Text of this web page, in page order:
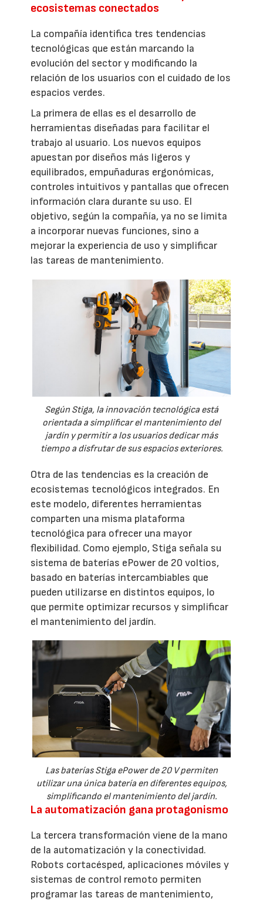
ecosistemas conectados
La compañía identifica tres tendencias
tecnológicas que están marcando la
evolución del sector y modificando la
relación de los usuarios con el cuidado de los
espacios verdes.
La primera de ellas es el desarrollo de
herramientas diseñadas para facilitar el
trabajo al usuario. Los nuevos equipos
apuestan por diseños más ligeros y
equilibrados, empuñaduras ergonómicas,
controles intuitivos y pantallas que ofrecen
información clara durante su uso. El
objetivo, según la compañía, ya no se limita
a incorporar nuevas funciones, sino a
mejorar la experiencia de uso y simplificar
las tareas de mantenimiento.
Según Stiga, la innovación tecnológica está
orientada a simplificar el mantenimiento del
jardín y permitir a los usuarios dedicar más
tiempo a disfrutar de sus espacios exteriores.
Otra de las tendencias es la creación de
ecosistemas tecnológicos integrados. En
este modelo, diferentes herramientas
comparten una misma plataforma
tecnológica para ofrecer una mayor
flexibilidad. Como ejemplo, Stiga señala su
sistema de baterías ePower de 20 voltios,
basado en baterías intercambiables que
pueden utilizarse en distintos equipos, lo
que permite optimizar recursos y simplificar
el mantenimiento del jardín.
Las baterías Stiga ePower de 20 V permiten
utilizar una única batería en diferentes equipos,
simplificando el mantenimiento del jardín.
La automatización gana protagonismo
La tercera transformación viene de la mano
de la automatización y la conectividad.
Robots cortacésped, aplicaciones móviles y
sistemas de control remoto permiten
programar las tareas de mantenimiento,